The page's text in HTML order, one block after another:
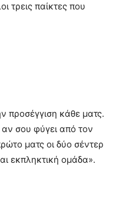
τρεις παίκτες που
προσέγγιση κάθε ματς.
σου φύγει από τον
ματς οι δύο σέντερ
εκπληκτική ομάδα».